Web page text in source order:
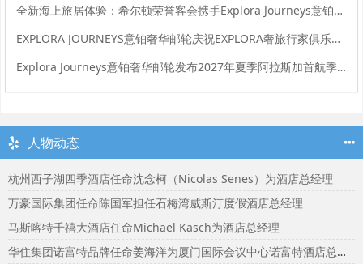
全新海上旅居体验：希尔顿荣誉客会携手Explora Journeys意铂奢华邮轮重磅推出全新臻奢海洋之旅奖励计划
EXPLORA JOURNEYS意铂奢华邮轮庆祝EXPLORA奢旅行家俱乐部成立一周年
Explora Journeys意铂奢华邮轮发布2027年夏季阿拉斯加首航季精选目的地体验
人物动态
杭州西子湖四季酒店任命沈念柯（Nicolas Senes）为酒店总经理
万豪国际集团任命陈国军担任石梅湾威斯汀度假酒店总经理
马斯喀特千禧大酒店任命Michael Kasch为酒店总经理
华住集团诺富特品牌任命姜海洋为厦门国际会议中心诺富特酒店总经理